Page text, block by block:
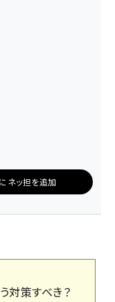
ネッ担を追加
対策すべき？